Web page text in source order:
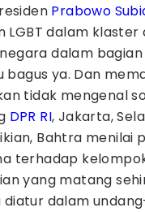
Prabowo
LGBT dalam
dalam
bagus ya. Dan
tidak mengenal
DPR RI, Jakarta,
Bahtra menilai
terhadap
yang matang
dalam